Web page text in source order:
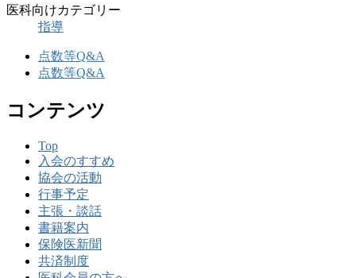
医科向けカテゴリー
指導
点数等Q&A
点数等Q&A
コンテンツ
Top
入会のすすめ
協会の活動
行事予定
主張・談話
書籍案内
保険医新聞
共済制度